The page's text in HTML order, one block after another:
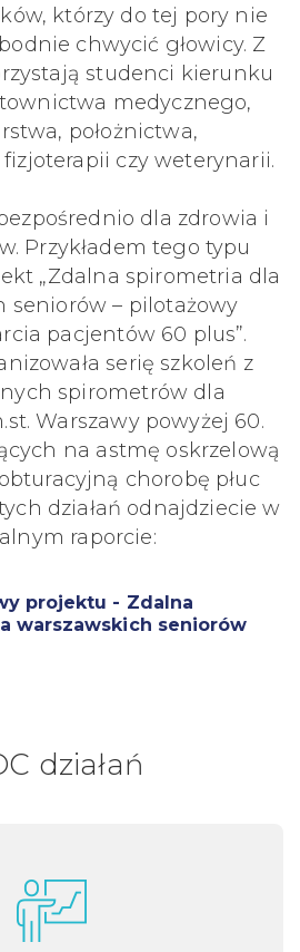
którzy do tej pory nie
chwycić głowicy. Z
studenci kierunku
medycznego,
położnictwa,
czy weterynarii.
dla zdrowia i
Przykładem tego typu
„Zdalna spirometria dla
seniorów – pilotażowy
pacjentów 60 plus”.
serię szkoleń z
spirometrów dla
Warszawy powyżej 60.
na astmę oskrzelową
chorobę płuc
działań odnajdziecie w
raporcie:
projektu - Zdalna
warszawskich seniorów
działań